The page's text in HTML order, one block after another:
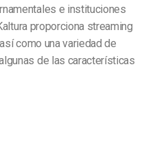
e instituciones
proporciona streaming
como una variedad de
de las características